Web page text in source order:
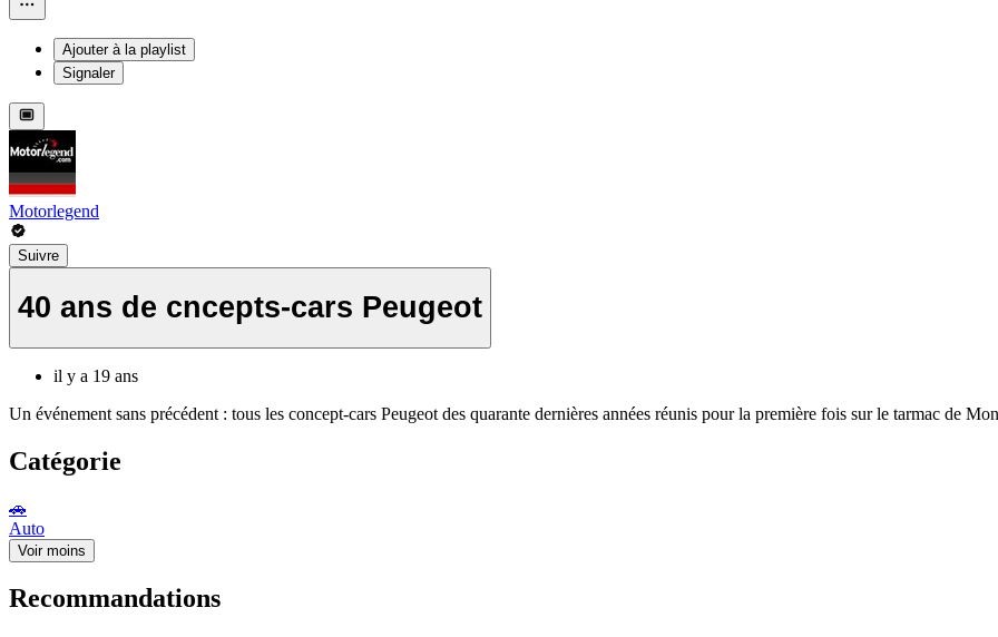
Ajouter à la playlist
Signaler
Motorlegend
Suivre
40 ans de cncepts-cars Peugeot
il y a 19 ans
Un événement sans précédent : tous les concept-cars Peugeot des quarante dernières années réunis pour la première fois sur le tarmac de
Catégorie
🚗
Auto
Voir moins
Recommandations